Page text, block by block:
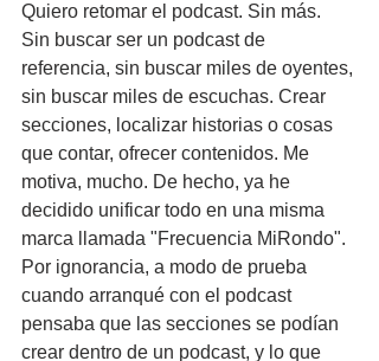
Quiero retomar el podcast. Sin más.
Sin buscar ser un podcast de
referencia, sin buscar miles de oyentes,
sin buscar miles de escuchas. Crear
secciones, localizar historias o cosas
que contar, ofrecer contenidos. Me
motiva, mucho. De hecho, ya he
decidido unificar todo en una misma
marca llamada "Frecuencia MiRondo".
Por ignorancia, a modo de prueba
cuando arranqué con el podcast
pensaba que las secciones se podían
crear dentro de un podcast, y lo que